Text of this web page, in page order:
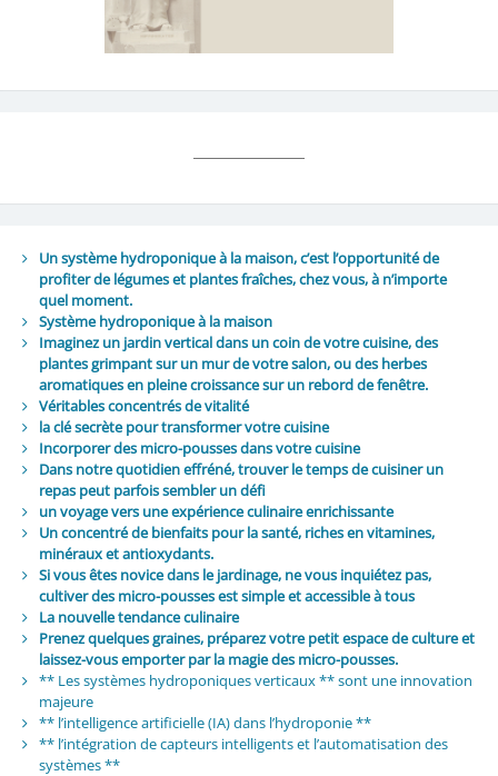
Un système hydroponique à la maison, c’est l’opportunité de
profiter de légumes et plantes fraîches, chez vous, à n’importe
quel moment.
Système hydroponique à la maison
Imaginez un jardin vertical dans un coin de votre cuisine, des
plantes grimpant sur un mur de votre salon, ou des herbes
aromatiques en pleine croissance sur un rebord de fenêtre.
Véritables concentrés de vitalité
la clé secrète pour transformer votre cuisine
Incorporer des micro-pousses dans votre cuisine
Dans notre quotidien effréné, trouver le temps de cuisiner un
repas peut parfois sembler un défi
un voyage vers une expérience culinaire enrichissante
Un concentré de bienfaits pour la santé, riches en vitamines,
minéraux et antioxydants.
Si vous êtes novice dans le jardinage, ne vous inquiétez pas,
cultiver des micro-pousses est simple et accessible à tous
La nouvelle tendance culinaire
Prenez quelques graines, préparez votre petit espace de culture et
laissez-vous emporter par la magie des micro-pousses.
** Les systèmes hydroponiques verticaux ** sont une innovation
majeure
** l’intelligence artificielle (IA) dans l’hydroponie **
** l’intégration de capteurs intelligents et l’automatisation des
systèmes **